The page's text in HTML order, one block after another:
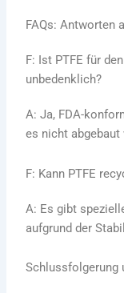
FAQs: Antworten
F: Ist PTFE für
unbedenklich?
A: Ja, FDA-
es nicht abgebaut
F: Kann PTFE
A: Es gibt
aufgrund der
Schlussfolgerung